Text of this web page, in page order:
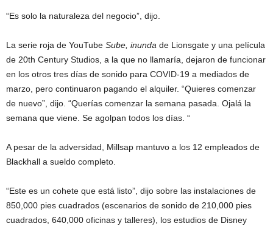
“Es solo la naturaleza del negocio”, dijo.
La serie roja de YouTube Sube, inunda de Lionsgate y una película
de 20th Century Studios, a la que no llamaría, dejaron de funcionar
en los otros tres días de sonido para COVID-19 a mediados de
marzo, pero continuaron pagando el alquiler. “Quieres comenzar
de nuevo”, dijo. “Querías comenzar la semana pasada. Ojalá la
semana que viene. Se agolpan todos los días. “
A pesar de la adversidad, Millsap mantuvo a los 12 empleados de
Blackhall a sueldo completo.
“Este es un cohete que está listo”, dijo sobre las instalaciones de
850,000 pies cuadrados (escenarios de sonido de 210,000 pies
cuadrados, 640,000 oficinas y talleres), los estudios de Disney